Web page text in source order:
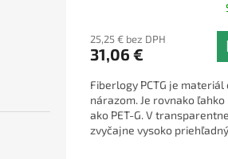
25,25 € bez DPH
31,06 €
Fiberlogy PCTG je materiál
nárazom. Je rovnako
ako PET-G. V
zvyčajne vysoko